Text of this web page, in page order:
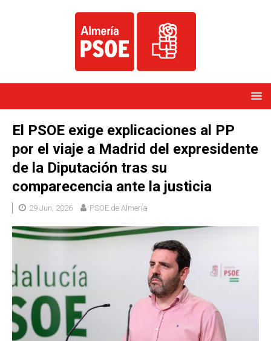
El PSOE exige explicaciones al PP
por el viaje a Madrid del expresidente
de la Diputación tras su
comparecencia ante la justicia
29 Jun, 2026 PSOE de Almería